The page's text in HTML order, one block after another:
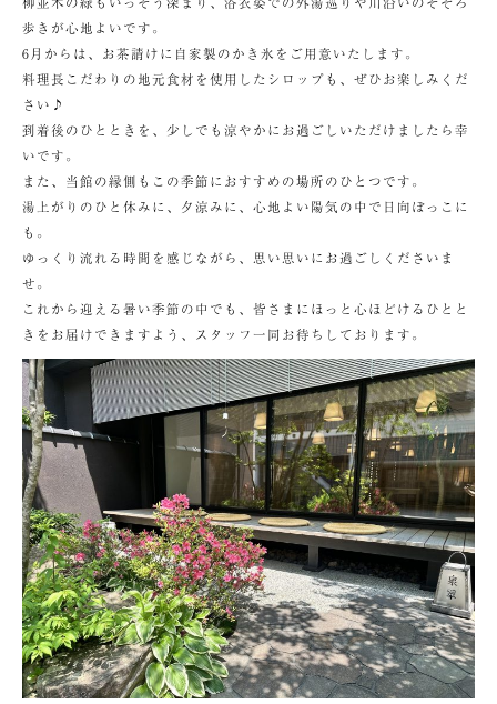
歩きが心地よいです。
6月からは、お茶請けに自家製のかき氷をご用意いたします。
料理長こだわりの地元食材を使用したシロップも、ぜひお楽しみくだ
さい♪
到着後のひとときを、少しでも涼やかにお過ごしいただけましたら幸
いです。
また、当館の縁側もこの季節におすすめの場所のひとつです。
湯上がりのひと休みに、夕涼みに、心地よい陽気の中で日向ぼっこに
も。
ゆっくり流れる時間を感じながら、思い思いにお過ごしくださいま
せ。
これから迎える暑い季節の中でも、皆さまにほっと心ほどけるひとと
きをお届けできますよう、スタッフ一同お待ちしております。